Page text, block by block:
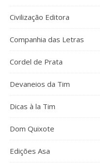
Civilização Editora
Companhia das Letras
Cordel de Prata
Devaneios da Tim
Dicas à la Tim
Dom Quixote
Edições Asa